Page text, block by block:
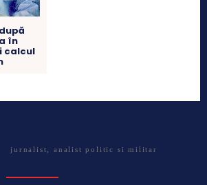
în
calcul
jurnalist, analist politic si militar